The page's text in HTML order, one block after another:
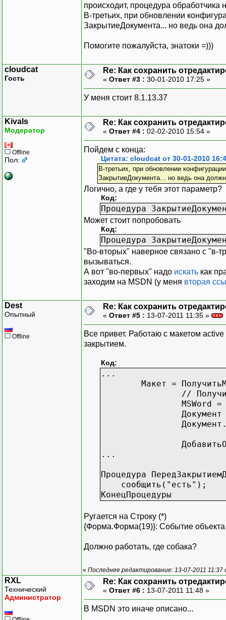
происходит, процедура обработчика
В-третьих, при обновлении
ЗакрытиеДокумента... но ведь она
Помогите пожалуйста, знатоки =)))
cloudcat
Гость
Re: Как сохранить
« Ответ #3 : 30-01-2010 17:25 »
У меня стоит 8.1.13.37
Kivals
Модератор
Offline
Пол:
Re: Как сохранить
« Ответ #4 : 02-02-2010 15:54 »
Пойдем с конца:
Цитата: cloudcat от 30-01-2010
В-третьих, при обновлении
ЗакрытиеДокумента... но ведь она
Логично, а где у тебя этот параметр?
Код:
Процедура
Может стоит попробовать
Код:
Процедура
"Во-вторых" наверное связано с "в-
вызываться.
А вот "во-первых" надо искать как
заходим на MSDN (у меня вторая
Dest
Опытный
Offline
Re: Как сохранить
« Ответ #5 : 13-07-2011 11:35 »
Все привет. Работаю с макетом
закрытием.
Код:
...
Макет =
//
MSWord
...
Процедура
сообщить("есть");
КонецПроцедуры
Ругается на Строку (*)
{Форма.Форма(19)}: Событие
Должно работать, где собака?
« Последнее редактирование: 13-07-2011 11:37
RXL
Технический
Администратор
Re: Как сохранить
« Ответ #6 : 13-07-2011 11:48 »
В MSDN это иначе описано...